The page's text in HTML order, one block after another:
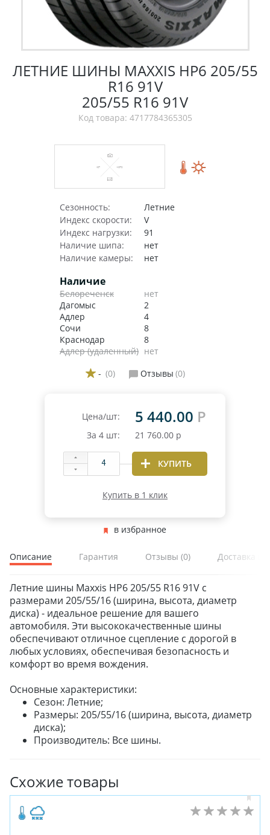
ЛЕТНИЕ ШИНЫ MAXXIS HP6 205/55
R16 91V
205/55 R16 91V
Код товара: 4717784365305
Сезонность:
Летние
Индекс скорости:
V
Индекс нагрузки:
91
Наличие шипа:
нет
Наличие камеры:
нет
Наличие
Белореченск
нет
Дагомыс
2
Адлер
4
Сочи
8
Краснодар
8
Адлер (удаленный) нет
- (0) Отзывы (0)
Цена/шт: 5 440.00 Р
За 4 шт: 21 760.00 р
КУПИТЬ
Купить в 1 клик
в избранное
Описание Гарантия Отзывы (0) Доставка и
Летние шины Maxxis HP6 205/55 R16 91V с
размерами 205/55/16 (ширина, высота, диаметр
диска) - идеальное решение для вашего
автомобиля. Эти высококачественные шины
обеспечивают отличное сцепление с дорогой в
любых условиях, обеспечивая безопасность и
комфорт во время вождения.
Основные характеристики:
Сезон: Летние;
Размеры: 205/55/16 (ширина, высота, диаметр
диска);
Производитель: Все шины.
Схожие товары